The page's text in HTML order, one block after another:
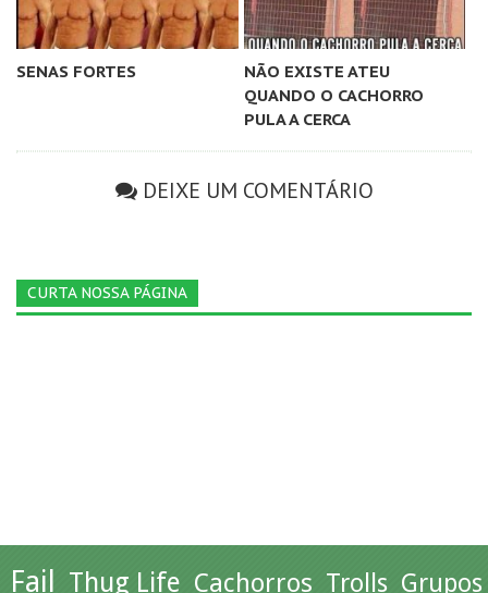
SENAS FORTES
NÃO EXISTE ATEU
QUANDO O CACHORRO
PULA A CERCA
DEIXE UM COMENTÁRIO
CURTA NOSSA PÁGINA
Fail Thug Life Cachorros Trolls Grupos